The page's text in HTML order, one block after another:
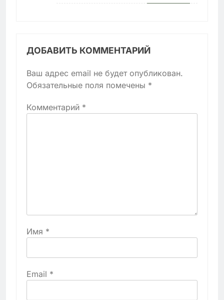
ДОБАВИТЬ КОММЕНТАРИЙ
Ваш адрес email не будет опубликован.
Обязательные поля помечены *
Комментарий *
Имя *
Email *